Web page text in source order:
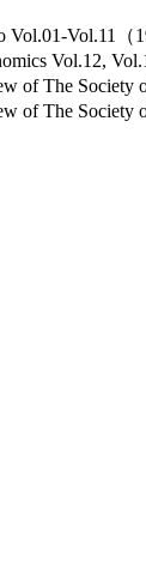
Vol.11（
Vol.12,
The Society
The Society